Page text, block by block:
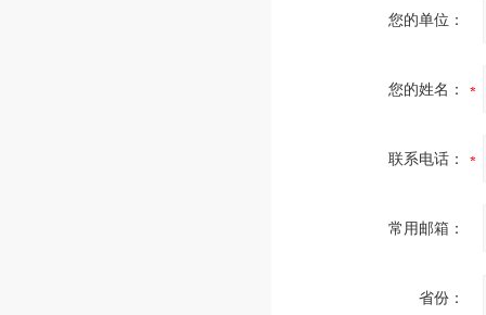
您的单位：
您的姓名：
联系电话：
常用邮箱：
省份：